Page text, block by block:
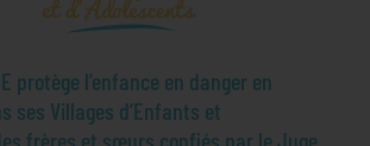
protège l’enfance en danger en
ses Villages d’Enfants et
frères et sœurs confiés par le Juge